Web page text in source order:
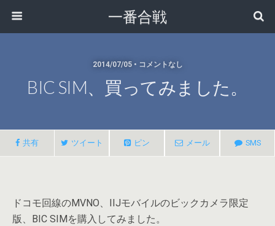
一番合戦
2014/07/05 • コメントなし
BIC SIM、買ってみました。
共有 ツイート ピン メール SMS
ドコモ回線のMVNO、IIJモバイルのビックカメラ限定
版、BIC SIMを購入してみました。